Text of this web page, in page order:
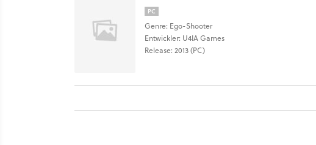
PC
Genre: Ego-Shooter
Entwickler: U4IA Games
Release: 2013 (PC)